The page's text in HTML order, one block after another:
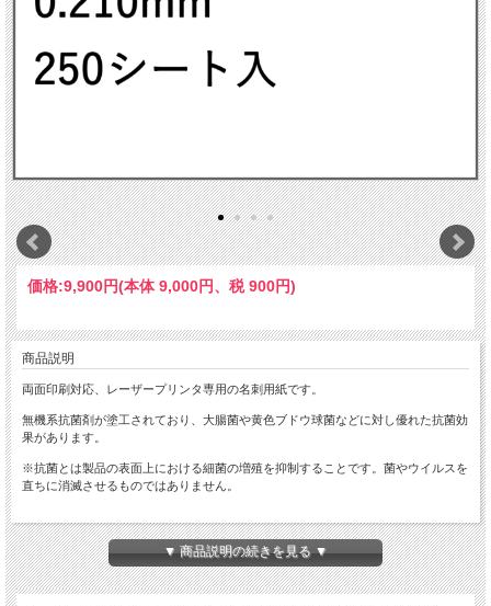
価格:9,900円(本体 9,000円、税 900円)
商品説明
両面印刷対応、レーザープリンタ専用の名刺用紙です。
無機系抗菌剤が塗工されており、大腸菌や黄色ブドウ球菌などに対し優れた抗菌効
果があります。
※抗菌とは製品の表面上における細菌の増殖を抑制することです。菌やウイルスを
直ちに消滅させるものではありません。
用紙色は販売終了の抗菌用紙（32326/42326）と比べて、白い用紙となっておりま
す。
▼ 商品説明の続きを見る ▼